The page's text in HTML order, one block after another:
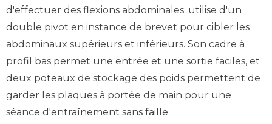
d'effectuer des flexions abdominales. utilise d'un
double pivot en instance de brevet pour cibler les
abdominaux supérieurs et inférieurs. Son cadre à
profil bas permet une entrée et une sortie faciles, et
deux poteaux de stockage des poids permettent de
garder les plaques à portée de main pour une
séance d'entraînement sans faille.